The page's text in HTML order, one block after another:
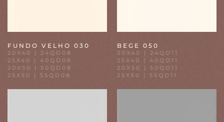
FUNDO VELHO 030
20X40 | 24QD08
25X40 | 40QD08
20X50 | 50QD08
25X50 | 55QD08
BEGE 050
20X40 | 24QD11
25X40 | 40QD11
20X50 | 50QD11
25X50 | 55QD11